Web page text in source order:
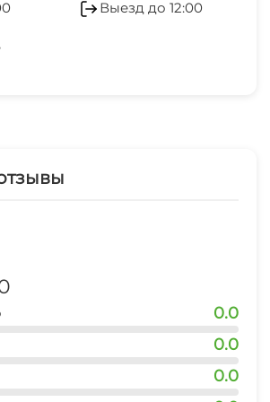
продукты
транспорта
Выезд до 12:00
0.0
0.0
0.0